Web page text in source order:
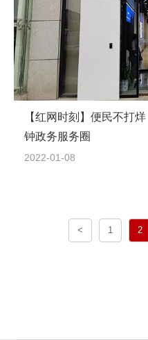
【红网时刻】便民不打
钟政务服务圈
2022-01-08
< 1 2